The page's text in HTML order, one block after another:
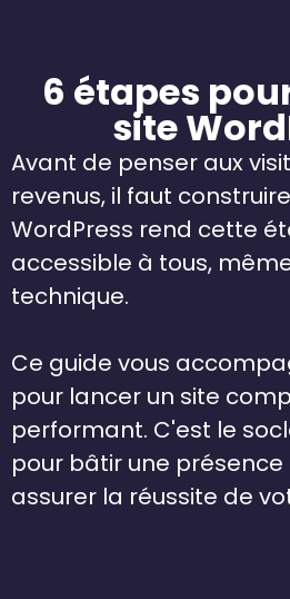
Avant de penser aux
revenus, il faut
WordPress rend cette
accessible à tous,
technique.
Ce guide vous
pour lancer un site
performant. C'est le
pour bâtir une
assurer la réussite de
6 étapes
site